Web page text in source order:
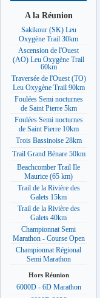
A la Réunion
Sakikour (SK) Leu
Oxygène Trail 30km
Ascension de l'Ouest
(AO) Leu Oxygène Trail
60km
Traversée de l'Ouest (TO)
Leu Oxygène Trail 90km
Foulées Semi nocturnes
de Saint Pierre 5km
Foulées Semi nocturnes
de Saint Pierre 10km
Trois Bassinoise 28km
Trail Grand Bénare 50km
Beachcomber Trail Ile
Maurice (65 km)
Trail de la Rivière des
Galets 15km
Trail de la Rivière des
Galets 40km
Championnat Semi
Marathon - Course Open
Championnat Régional
Semi Marathon
Hors Réunion
6000D - 6D Marathon